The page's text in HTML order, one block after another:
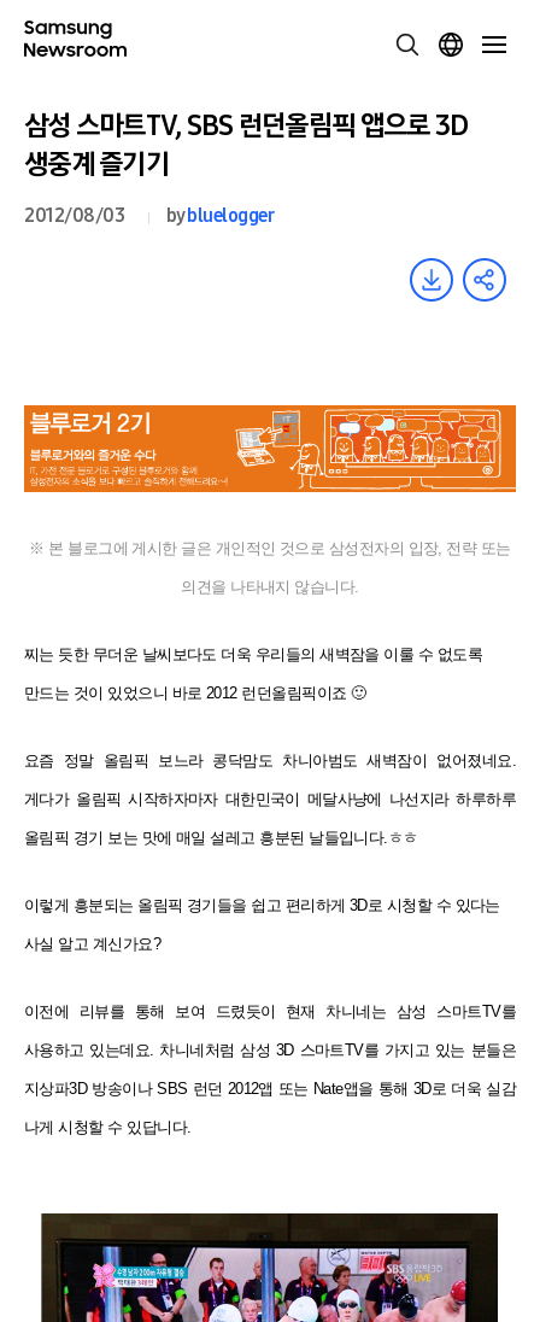
삼성 스마트TV, SBS 런던올림픽 앱으로 3D
생중계 즐기기
2012/08/03 bybluelogger
※ 본 블로그에 게시한 글은 개인적인 것으로 삼성전자의 입장, 전략 또는
의견을 나타내지 않습니다.
찌는 듯한 무더운 날씨보다도 더욱 우리들의 새벽잠을 이룰 수 없도록
만드는 것이 있었으니 바로 2012 런던올림픽이죠 🙂
요즘 정말 올림픽 보느라 콩닥맘도 차니아범도 새벽잠이 없어졌네요.
게다가 올림픽 시작하자마자 대한민국이 메달사냥에 나선지라 하루하루
올림픽 경기 보는 맛에 매일 설레고 흥분된 날들입니다.ㅎㅎ
이렇게 흥분되는 올림픽 경기들을 쉽고 편리하게 3D로 시청할 수 있다는
사실 알고 계신가요?
이전에 리뷰를 통해 보여 드렸듯이 현재 차니네는 삼성 스마트TV를
사용하고 있는데요. 차니네처럼 삼성 3D 스마트TV를 가지고 있는 분들은
지상파3D 방송이나 SBS 런던 2012앱 또는 Nate앱을 통해 3D로 더욱 실감
나게 시청할 수 있답니다.